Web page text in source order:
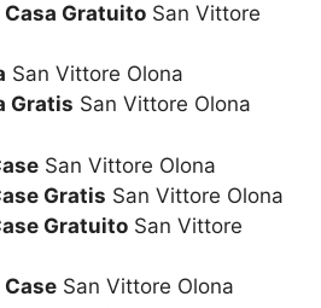
Gratuito San Vittore
San Vittore Olona
Gratis San Vittore Olona
San Vittore Olona
Gratis San Vittore Olona
Gratuito San Vittore
San Vittore Olona